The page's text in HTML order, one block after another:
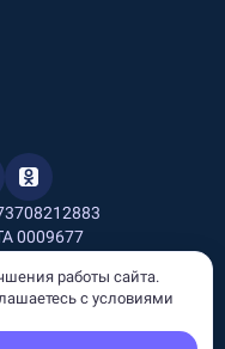
0009677
носит информационный
публичной офертой.
работы сайта.
с условиями